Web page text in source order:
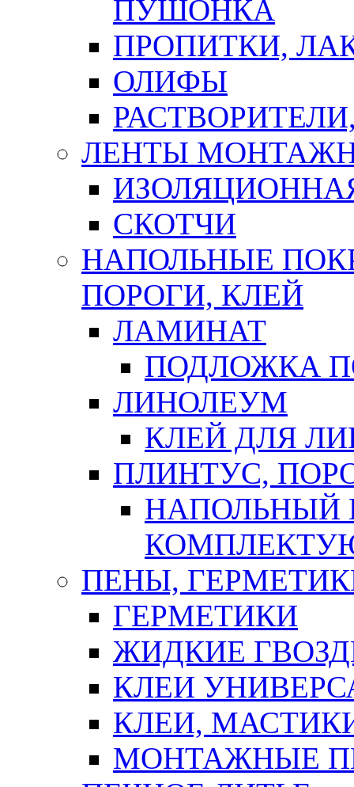
ПУШОНКА
ПРОПИТКИ,
ОЛИФЫ
ЛЕНТЫ
СКОТЧИ
НАПОЛЬНЫЕ
ПОРОГИ, КЛЕЙ
ЛАМИНАТ
ПОДЛОЖКА
ЛИНОЛЕУМ
КЛЕЙ ДЛЯ
ПЛИНТУС,
НАПОЛЬНЫЙ
ПЕНЫ,
ГЕРМЕТИКИ
ЖИДКИЕ
КЛЕИ
КЛЕИ,
МОНТАЖНЫЕ